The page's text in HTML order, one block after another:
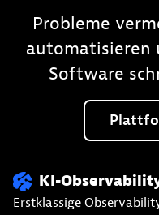
Probleme
automatisieren
Software
KI-
Erstklassige